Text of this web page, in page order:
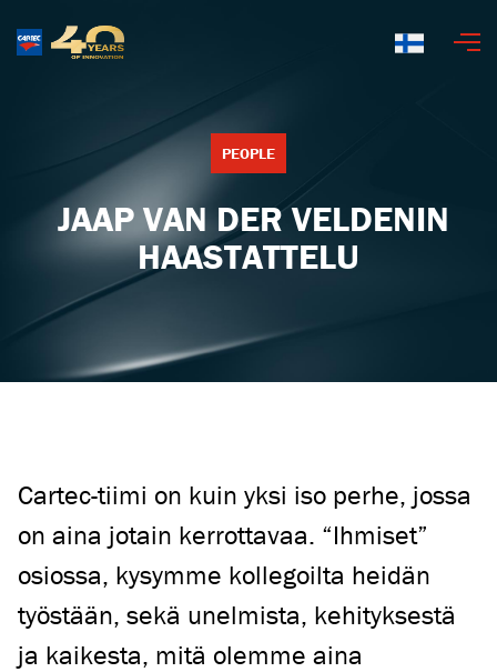
PEOPLE
JAAP VAN DER VELDENIN
HAASTATTELU
Cartec-tiimi on kuin yksi iso perhe, jossa
on aina jotain kerrottavaa. “Ihmiset”
osiossa, kysymme kollegoilta heidän
työstään, sekä unelmista, kehityksestä
ja kaikesta, mitä olemme aina